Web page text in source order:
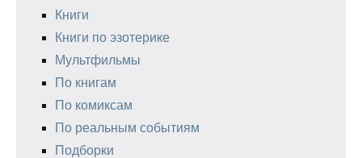
Книги
Книги по эзотерике
Мультфильмы
По книгам
По комиксам
По реальным событиям
Подборки